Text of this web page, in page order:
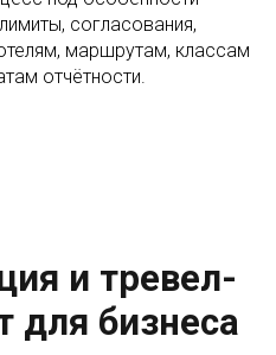
согласования,
маршрутам, классам
отчётности.
и тревел-
бизнеса